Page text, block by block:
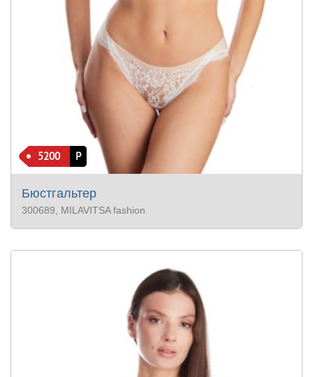
5200 Р
Бюстгальтер
300689 , MILAVITSA fashion